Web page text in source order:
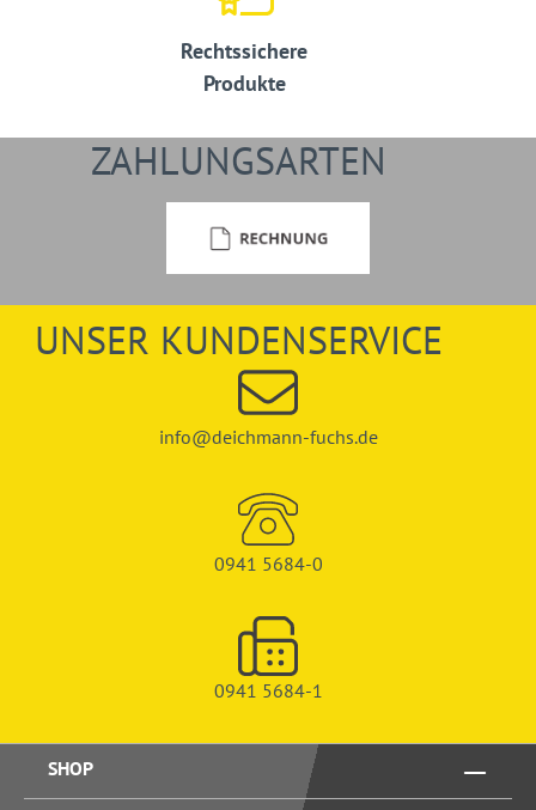
Rechtssichere
Produkte
ZAHLUNGSARTEN
UNSER KUNDENSERVICE
info@deichmann-fuchs.de
0941 5684-0
0941 5684-1
SHOP